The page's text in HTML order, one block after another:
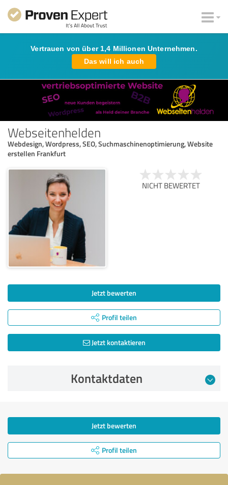
Vertrauen von über 1,4 Millionen Unternehmen.
Das will ich auch
Webseitenhelden
Webdesign, Wordpress, SEO, Suchmaschinenoptimierung, Website
erstellen Frankfurt
NICHT BEWERTET
Jetzt bewerten
Profil teilen
Jetzt kontaktieren
Kontaktdaten
Jetzt bewerten
Profil teilen